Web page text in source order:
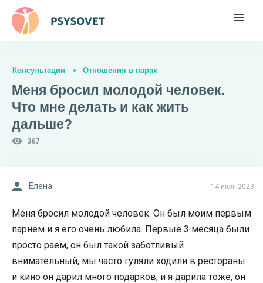
Консультации Отношения в парах
Меня бросил молодой человек.
Что мне делать и как жить
дальше?
367
14 июл. 2023
Елена
Меня бросил молодой человек. Он был моим первым
парнем и я его очень любила. Первые 3 месяца были
просто раем, он был такой заботливый
внимательный, мы часто гуляли ходили в рестораны
и кино он дарил много подарков, и я дарила тоже, он